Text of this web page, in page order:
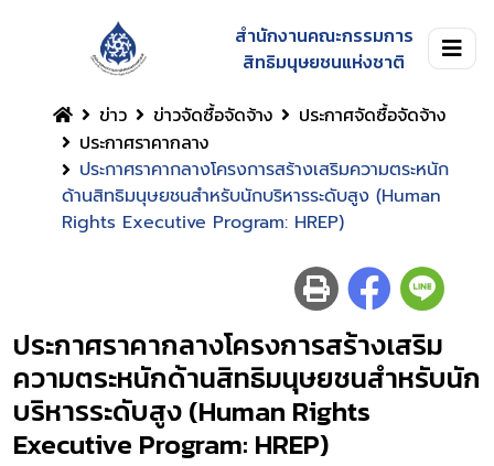
สำนักงานคณะกรรมการ
สิทธิมนุษยชนแห่งชาติ
ข่าว
ข่าวจัดซื้อจัดจ้าง
ประกาศจัดซื้อจัดจ้าง
ประกาศราคากลาง
ประกาศราคากลางโครงการสร้างเสริมความตระหนัก
ด้านสิทธิมนุษยชนสำหรับนักบริหารระดับสูง (Human
Rights Executive Program: HREP)
ประกาศราคากลางโครงการสร้างเสริม
ความตระหนักด้านสิทธิมนุษยชนสำหรับนัก
บริหารระดับสูง (Human Rights
Executive Program: HREP)